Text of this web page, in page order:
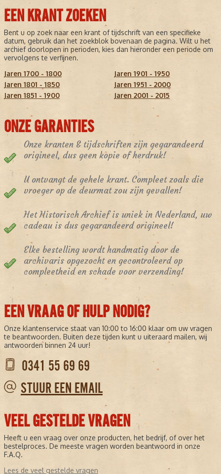
EEN KRANT ZOEKEN
Bent u op zoek naar een krant of tijdschrift van een specifieke
datum, gebruik dan het zoekblok bovenaan de pagina. Wilt u het
archief doorlopen in perioden, kies dan hieronder een periode om
vervolgens te verfijnen.
Jaren 1700 - 1800
Jaren 1801 - 1850
Jaren 1851 - 1900
Jaren 1901 - 1950
Jaren 1951 - 2000
Jaren 2001 - 2015
ONZE GARANTIES
Onze kranten & tijdschriften zijn gegarandeerd
origineel, dus geen kopie of herdruk!
U ontvangt de gehele krant. Compleet zoals die
vroeger op de deurmat zou zijn gevallen!
Het Historisch Archief is uniek in Nederland, uw
cadeau is dus gegarandeerd origineel!
Elke bestelling wordt handmatig door de
archivaris opgezocht en gecontroleerd op
compleetheid en schade voor verzending!
EEN VRAAG OF HULP NODIG?
Onze klantenservice staat van 10:00 to 16:00 klaar om uw vragen
te beantwoorden. Buiten deze tijden kunt u uiteraard mailen, wij
antwoorden binnen 24 uur!
0341 55 69 69
STUUR EEN EMAIL
VEEL GESTELDE VRAGEN
Heeft u een vraag over onze producten, het bedrijf, of over het
bestelproces. De meeste vragen worden beantwoord in onze
F.A.Q.
Lees de veel gestelde vragen